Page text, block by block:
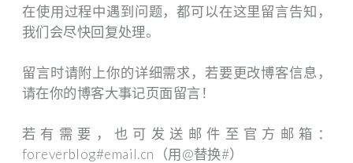
在使用过程中遇到问题，都可以在这里留言告知，
我们会尽快回复处理。
留言时请附上你的详细需求，若要更改博客信息，
请在你的博客大事记页面留言！
若有需要，也可发送邮件至官方邮箱：
foreverblog#email.cn（用@替换#）